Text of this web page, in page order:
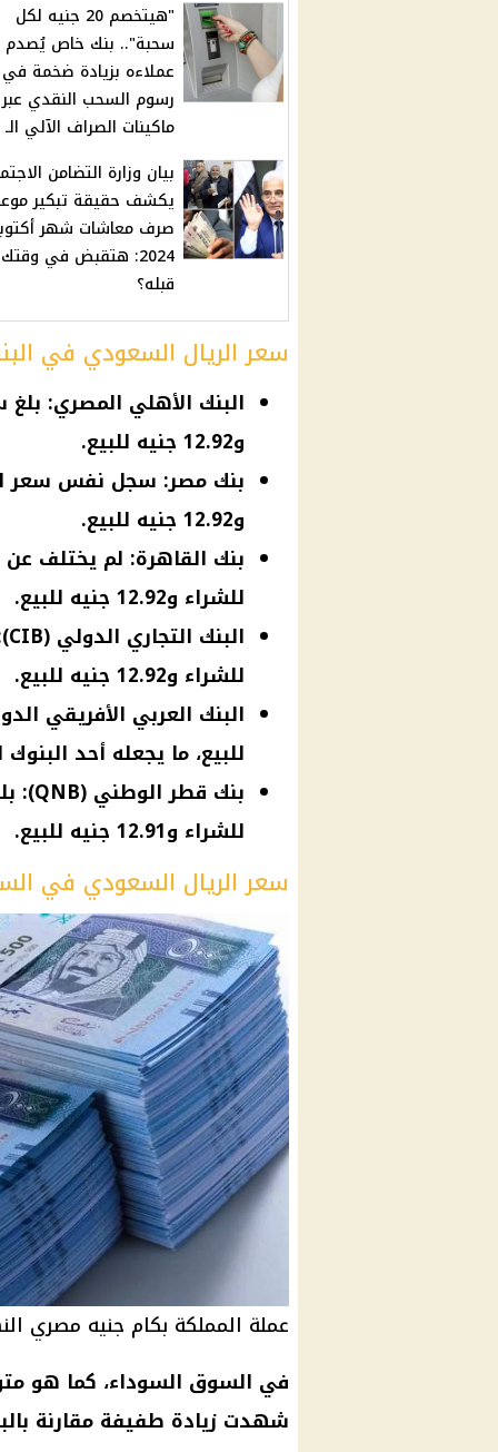
"هيتخصم 20 جنيه لكل
سحبة".. بنك خاص يُصدم
عملاءه بزيادة ضخمة في
رسوم السحب النقدي عبر
ماكينات الصراف الآلي الـ ATM
بيان وزارة التضامن
يكشف حقيقة تبكير
صرف معاشات شهر
2024: هتقبض في
قبله؟
سعر الريال السعودي في
و12.92 جنيه للبيع.
و12.92 جنيه للبيع.
للشراء و12.92 جنيه للبيع.
للشراء و12.92 جنيه للبيع.
للبيع، ما يجعله أحد
للشراء و12.91 جنيه للبيع.
سعر الريال السعودي في
عملة المملكة بكام جنيه مصري
في السوق السوداء، كما هو
شهدت زيادة طفيفة مقارنة